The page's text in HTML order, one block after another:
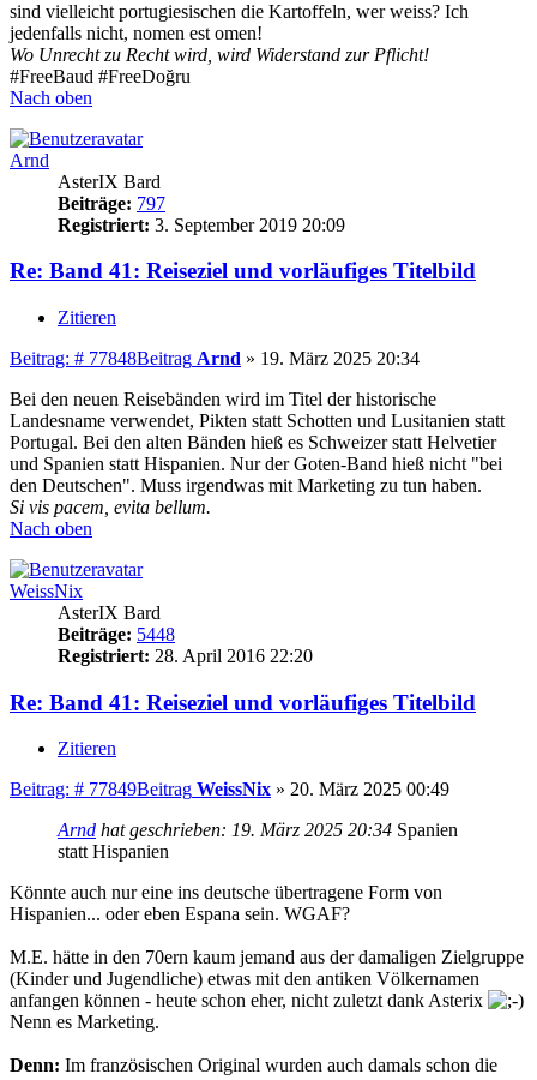
sind vielleicht portugiesischen die Kartoffeln, wer weiss? Ich
jedenfalls nicht, nomen est omen!
Wo Unrecht zu Recht wird, wird Widerstand zur Pflicht!
#FreeBaud #FreeDoğru
Nach oben
Arnd
AsterIX Bard
Beiträge: 797
Registriert: 3. September 2019 20:09
Re: Band 41: Reiseziel und vorläufiges Titelbild
Zitieren
Beitrag: # 77848Beitrag Arnd » 19. März 2025 20:34
Bei den neuen Reisebänden wird im Titel der historische
Landesname verwendet, Pikten statt Schotten und Lusitanien statt
Portugal. Bei den alten Bänden hieß es Schweizer statt Helvetier
und Spanien statt Hispanien. Nur der Goten-Band hieß nicht "bei
den Deutschen". Muss irgendwas mit Marketing zu tun haben.
Si vis pacem, evita bellum.
Nach oben
WeissNix
AsterIX Bard
Beiträge: 5448
Registriert: 28. April 2016 22:20
Re: Band 41: Reiseziel und vorläufiges Titelbild
Zitieren
Beitrag: # 77849Beitrag WeissNix » 20. März 2025 00:49
Arnd hat geschrieben: 19. März 2025 20:34 Spanien
statt Hispanien
Könnte auch nur eine ins deutsche übertragene Form von
Hispanien... oder eben Espana sein. WGAF?
M.E. hätte in den 70ern kaum jemand aus der damaligen Zielgruppe
(Kinder und Jugendliche) etwas mit den antiken Völkernamen
anfangen können - heute schon eher, nicht zuletzt dank Asterix
Nenn es Marketing.
Denn: Im französischen Original wurden auch damals schon die